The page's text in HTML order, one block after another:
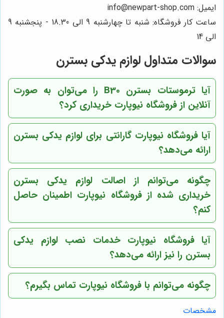
ایمیل: info@newpart-shop.com
ساعت کار فروشگاه: شنبه تا چهارشنبه 9 الی 18.30 - پنجشنبه 9
الی 14
سوالات متداول لوازم یدکی بسترن
آیا ترموستات بسترن B30 را می‌توان به صورت
آنلاین ازفروشگاه نیوپارت خریداری کرد؟
آیافروشگاه نیوپارت گارانتی برای لوازم یدکی بسترن
ارائه می‌دهد؟
چگونه می‌توانم از اصالت لوازم یدکی بسترن
خریداری شده ازفروشگاه نیوپارت اطمینان حاصل
کنم؟
آیافروشگاه نیوپارت خدمات نصب لوازم یدکی
بسترن را نیز ارائه می‌دهد؟
چگونه می‌توانم با فروشگاه نیوپارت تماس بگیرم؟
مشخصات